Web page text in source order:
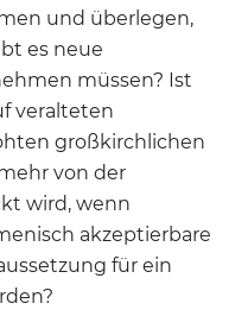
und überlegen,
es neue
müssen? Ist
veralteten
großkirchlichen
von der
wird, wenn
akzeptierbare
für ein